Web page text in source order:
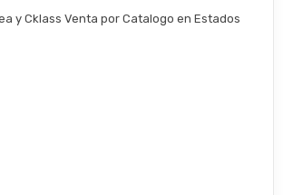
y Cklass Venta por Catalogo en Estados